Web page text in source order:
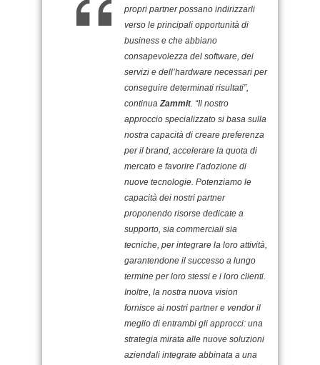
propri partner possano indirizzarli
verso le principali opportunità di
business e che abbiano
consapevolezza del software, dei
servizi e dell’hardware necessari per
conseguire determinati risultati”,
continuaZammit. “Il nostro
approccio specializzato si basa sulla
nostra capacità di creare preferenza
per il brand, accelerare la quota di
mercato e favorire l’adozione di
nuove tecnologie. Potenziamo le
capacità dei nostri partner
proponendo risorse dedicate a
supporto, sia commerciali sia
tecniche, per integrare la loro attività,
garantendone il successo a lungo
termine per loro stessi e i loro clienti.
Inoltre, la nostra nuova vision
fornisce ai nostri partner e vendor il
meglio di entrambi gli approcci: una
strategia mirata alle nuove soluzioni
aziendali integrate abbinata a una